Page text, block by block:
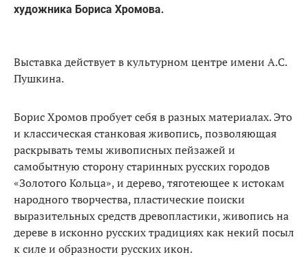
художника Бориса Хромова.
Выставка действует в культурном центре имени А.С.
Пушкина.
Борис Хромов пробует себя в разных материалах. Это
и классическая станковая живопись, позволяющая
раскрывать темы живописных пейзажей и
самобытную сторону старинных русских городов
«Золотого Кольца», и дерево, тяготеющее к истокам
народного творчества, пластические поиски
выразительных средств древопластики, живопись на
дереве в исконно русских традициях как некий посыл
к силе и образности русских икон.